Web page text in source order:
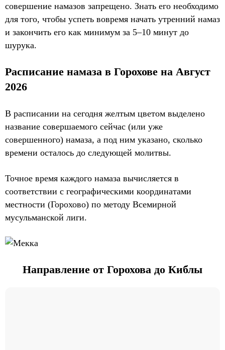
совершение намазов запрещено. Знать его необходимо
для того, чтобы успеть вовремя начать утренний намаз
и закончить его как минимум за 5–10 минут до
шурука.
Расписание намаза в Горохове на Август
2026
В расписании на сегодня желтым цветом выделено
название совершаемого сейчас (или уже
совершенного) намаза, а под ним указано, сколько
времени осталось до следующей молитвы.
Точное время каждого намаза вычисляется в
соответствии с географическими координатами
местности (Горохово) по методу Всемирной
мусульманской лиги.
Направление от Горохова до Киблы